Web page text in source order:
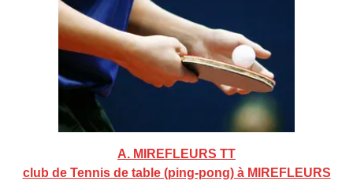
A. MIREFLEURS TT
club de Tennis de table (ping-pong) à MIREFLEURS